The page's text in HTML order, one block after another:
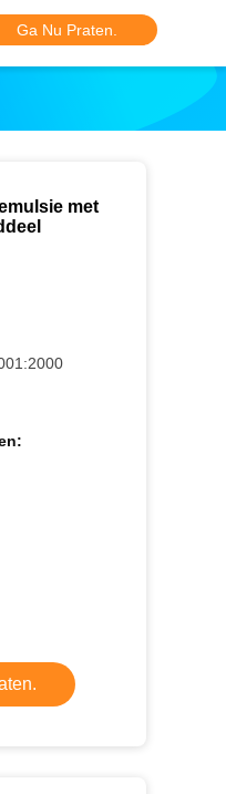
Ga Nu Praten.
met